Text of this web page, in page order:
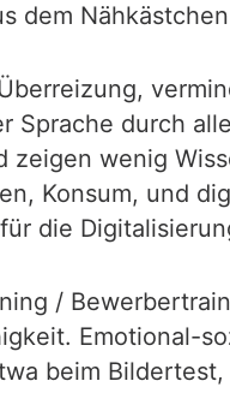
dem
durch
zeigen wenig
Konsum, und
die
/
Emotional-
beim